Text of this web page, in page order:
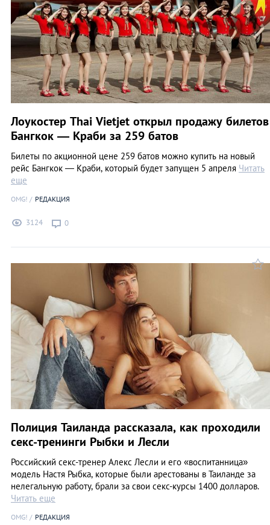
Лоукостер Thai Vietjet открыл продажу билетов
Бангкок — Краби за 259 батов
Билеты по акционной цене 259 батов можно купить на новый
рейс Бангкок — Краби, который будет запущен 5 апреля Читать
еще
OMG! РЕДАКЦИЯ
3124 0
Полиция Таиланда рассказала, как проходили
секс-тренинги Рыбки и Лесли
Российский секс-тренер Алекс Лесли и его «воспитанница»
модель Настя Рыбка, которые были арестованы в Таиланде за
нелегальную работу, брали за свои секс-курсы 1400 долларов.
Читать еще
OMG! РЕДАКЦИЯ